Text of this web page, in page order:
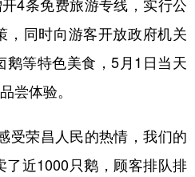
4条免费旅游专线，实行公
，同时向游客开放政府机关
鹅等特色美食，5月1日当天
尝体验。
荣昌人民的热情，我们的
了近1000只鹅，顾客排队排